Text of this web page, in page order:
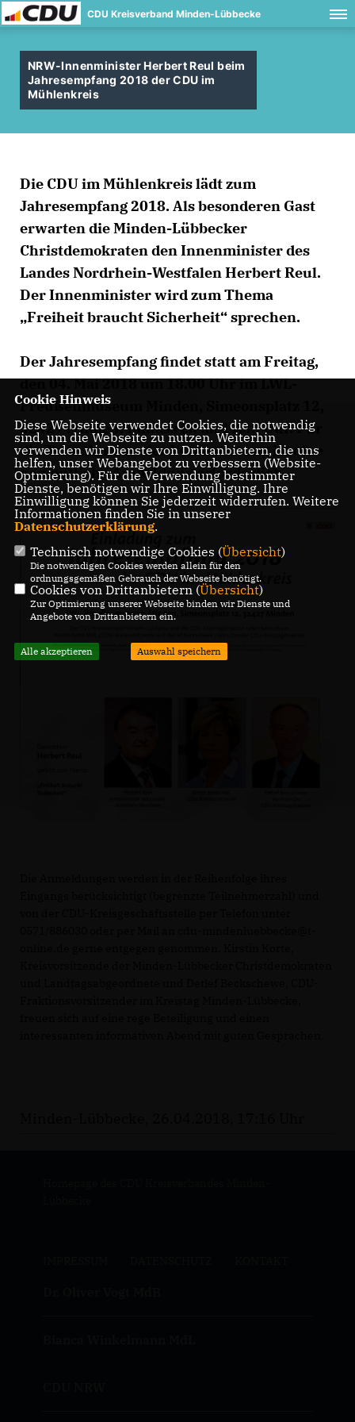
CDU Kreisverband Minden-Lübbecke
NRW-Innenminister Herbert Reul beim
Jahresempfang 2018 der CDU im
Mühlenkreis
Die CDU im Mühlenkreis lädt zum
Jahresempfang 2018. Als besonderen Gast
erwarten die Minden-Lübbecker
Christdemokraten denInnenminister des
Landes Nordrhein-Westfalen Herbert Reul.
Der Innenminister wird zum Thema
Freiheit braucht Sicherheit“ sprechen.
Der Jahresempfang findet statt amFreitag,
den 04. Mai 2018 um 18.00 Uhrim LWL-
Preußenmuseum Minden, Simeonsplatz 12,
32427 Minden. Einlass ist ab 17.30 Uhr.Für
die Teilnahme an der Veranstaltung ist eine
namentliche Anmeldung erforderlich.
Cookie Hinweis
Diese Webseite verwendet Cookies, die notwendig
sind, um die Webseite zu nutzen. Weiterhin
verwenden wir Dienste von Drittanbietern, die uns
helfen, unser Webangebot zu verbessern (Website-
Optmierung). Für die Verwendung bestimmter
Dienste, benötigen wir Ihre Einwilligung. Ihre
Einwilligung können Sie jederzeit widerrufen. Weitere
Informationen finden Sie in unserer
Datenschutzerklärung.
Technisch notwendige Cookies (Übersicht)
Die notwendigen Cookies werden allein für den
ordnungsgemäßen Gebrauch der Webseite benötigt.
Cookies von Drittanbietern (Übersicht)
Zur Optimierung unserer Webseite binden wir Dienste und
Angebote von Drittanbietern ein.
Alle akzeptieren Auswahl speichern